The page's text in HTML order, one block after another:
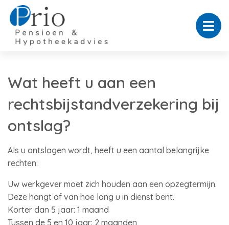
Wat heeft u aan een
rechtsbijstandverzekering bij
ontslag?
Als u ontslagen wordt, heeft u een aantal belangrijke
rechten:
Uw werkgever moet zich houden aan een opzegtermijn.
Deze hangt af van hoe lang u in dienst bent.
Korter dan 5 jaar: 1 maand
Tussen de 5 en 10 jaar: 2 maanden